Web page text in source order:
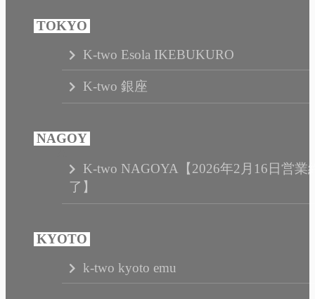
K-two Esola IKEBUKURO
K-two 銀座
K-two NAGOYA【2026年2月16日営業
了】
k-two kyoto emu